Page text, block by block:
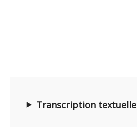
Transcription textuelle